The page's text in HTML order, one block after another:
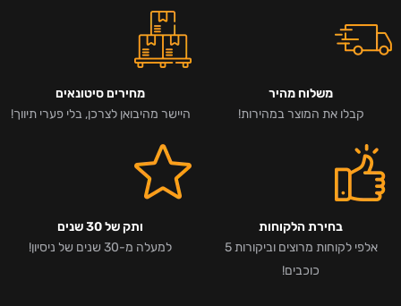
משלוח מהיר
קבלו את המוצר במהירות!
מחירים סיטונאים
היישר מהיבואן לצרכן, בלי פערי תיווך!
בחירת הלקוחות
אלפי לקוחות מרוצים וביקורות 5
כוכבים!
ותק של 30 שנים
למעלה מ-30 שנים של ניסיון!